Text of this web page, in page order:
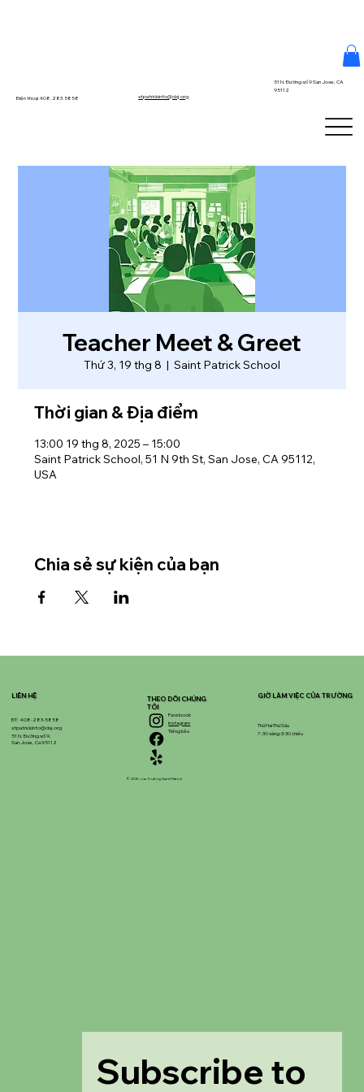
Điện thoại 408.283.5858 stpatrickinfo@dsj.org
51 N. Đường số 9 San Jose, CA
95112
Teacher Meet & Greet
Thứ 3, 19 thg 8
  |
Saint Patrick School
Thời gian & Địa điểm
13:00 19 thg 8, 2025 – 15:00
Saint Patrick School, 51 N 9th St, San Jose, CA 95112,
USA
Chia sẻ sự kiện của bạn
LIÊN HỆ
ĐT: 408-283-5858
stpatrickinfo@dsj.org
51 N. Đường số 9,
San Jose, Ca 95112
Subscribe to
Facebook
Instagram
Tiếng kêu
THEO DÕI CHÚNG
TÔI
© 2025 của Trường Saint Patrick
GIỜ LÀM VIỆC CỦA TRƯỜNG
Thứ Hai-Thứ Sáu
7:30 sáng-3:30 chiều